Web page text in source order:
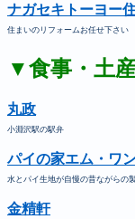
ナガセキトーヨー
住まいのリフォームお任せ下さい
▼食事・土
丸政
小淵沢駅の駅弁
パイの家エム・ワ
水とパイ生地が自慢の昔ながらの
金精軒